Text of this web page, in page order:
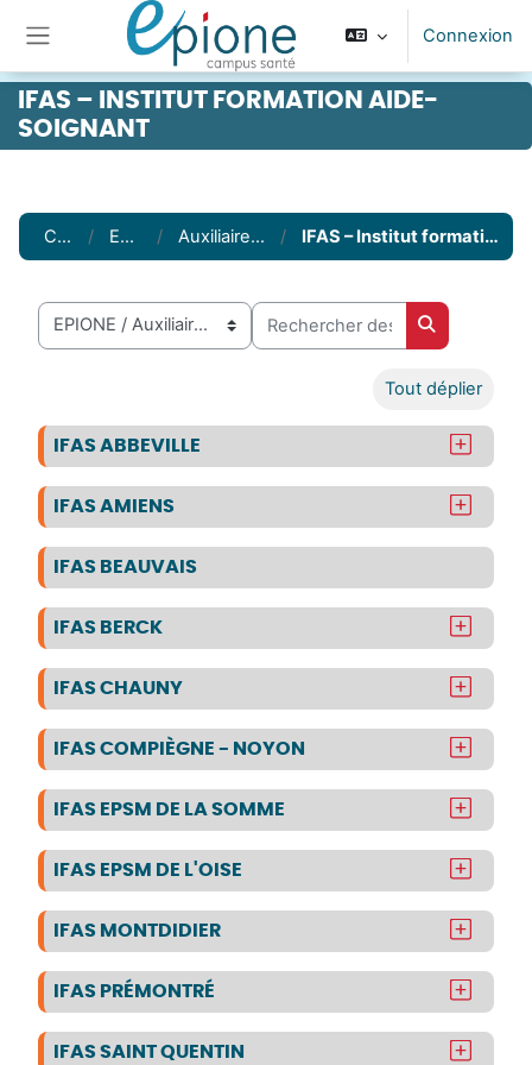
Passer au contenu principal
Panneau latéral
Connexion
IFAS – INSTITUT FORMATION AIDE-
SOIGNANT
Cours EPIONE Auxiliaires de soin IFAS – Institut formation aide-soignant
Catégories de cours
Rechercher des cours
Rechercher
Tout déplier
IFAS ABBEVILLE
IFAS AMIENS
IFAS BEAUVAIS
IFAS BERCK
IFAS CHAUNY
IFAS COMPIÈGNE - NOYON
IFAS EPSM DE LA SOMME
IFAS EPSM DE L'OISE
IFAS MONTDIDIER
IFAS PRÉMONTRÉ
IFAS SAINT QUENTIN